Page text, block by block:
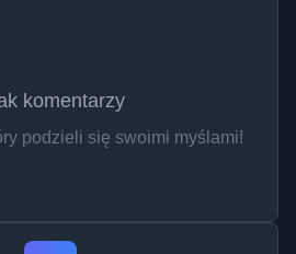
komentarzy
podzieli się swoimi myślami!